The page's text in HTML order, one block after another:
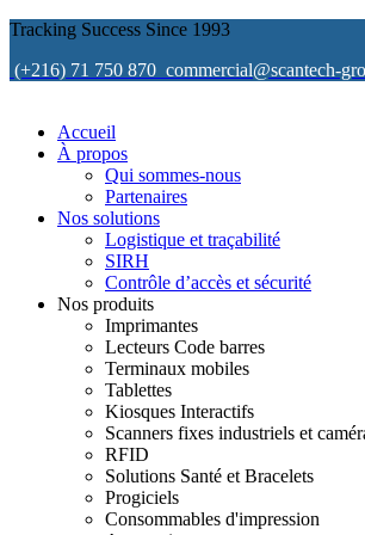
Tracking Success Since 1993
(+216) 71 750 870 commercial@scantech-
Accueil
À propos
Qui sommes-nous
Partenaires
Nos solutions
Logistique et traçabilité
SIRH
Contrôle d’accès et sécurité
Nos produits
Imprimantes
Lecteurs Code barres
Terminaux mobiles
Tablettes
Kiosques Interactifs
Scanners fixes industriels et
RFID
Solutions Santé et Bracelets
Progiciels
Consommables d'impression